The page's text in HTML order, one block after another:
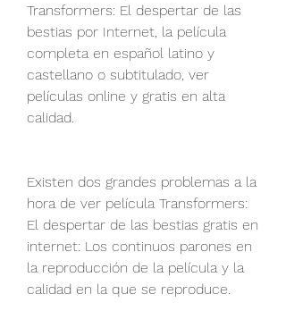
Transformers: El despertar de las
bestias por Internet, la película
completa en español latino y
castellano o subtitulado, ver
películas online y gratis en alta
calidad.
Existen dos grandes problemas a la
hora de ver película Transformers:
El despertar de las bestias gratis en
internet: Los continuos parones en
la reproducción de la película y la
calidad en la que se reproduce.